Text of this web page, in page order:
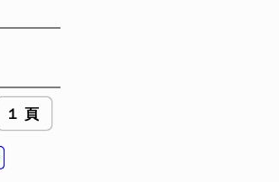
１頁